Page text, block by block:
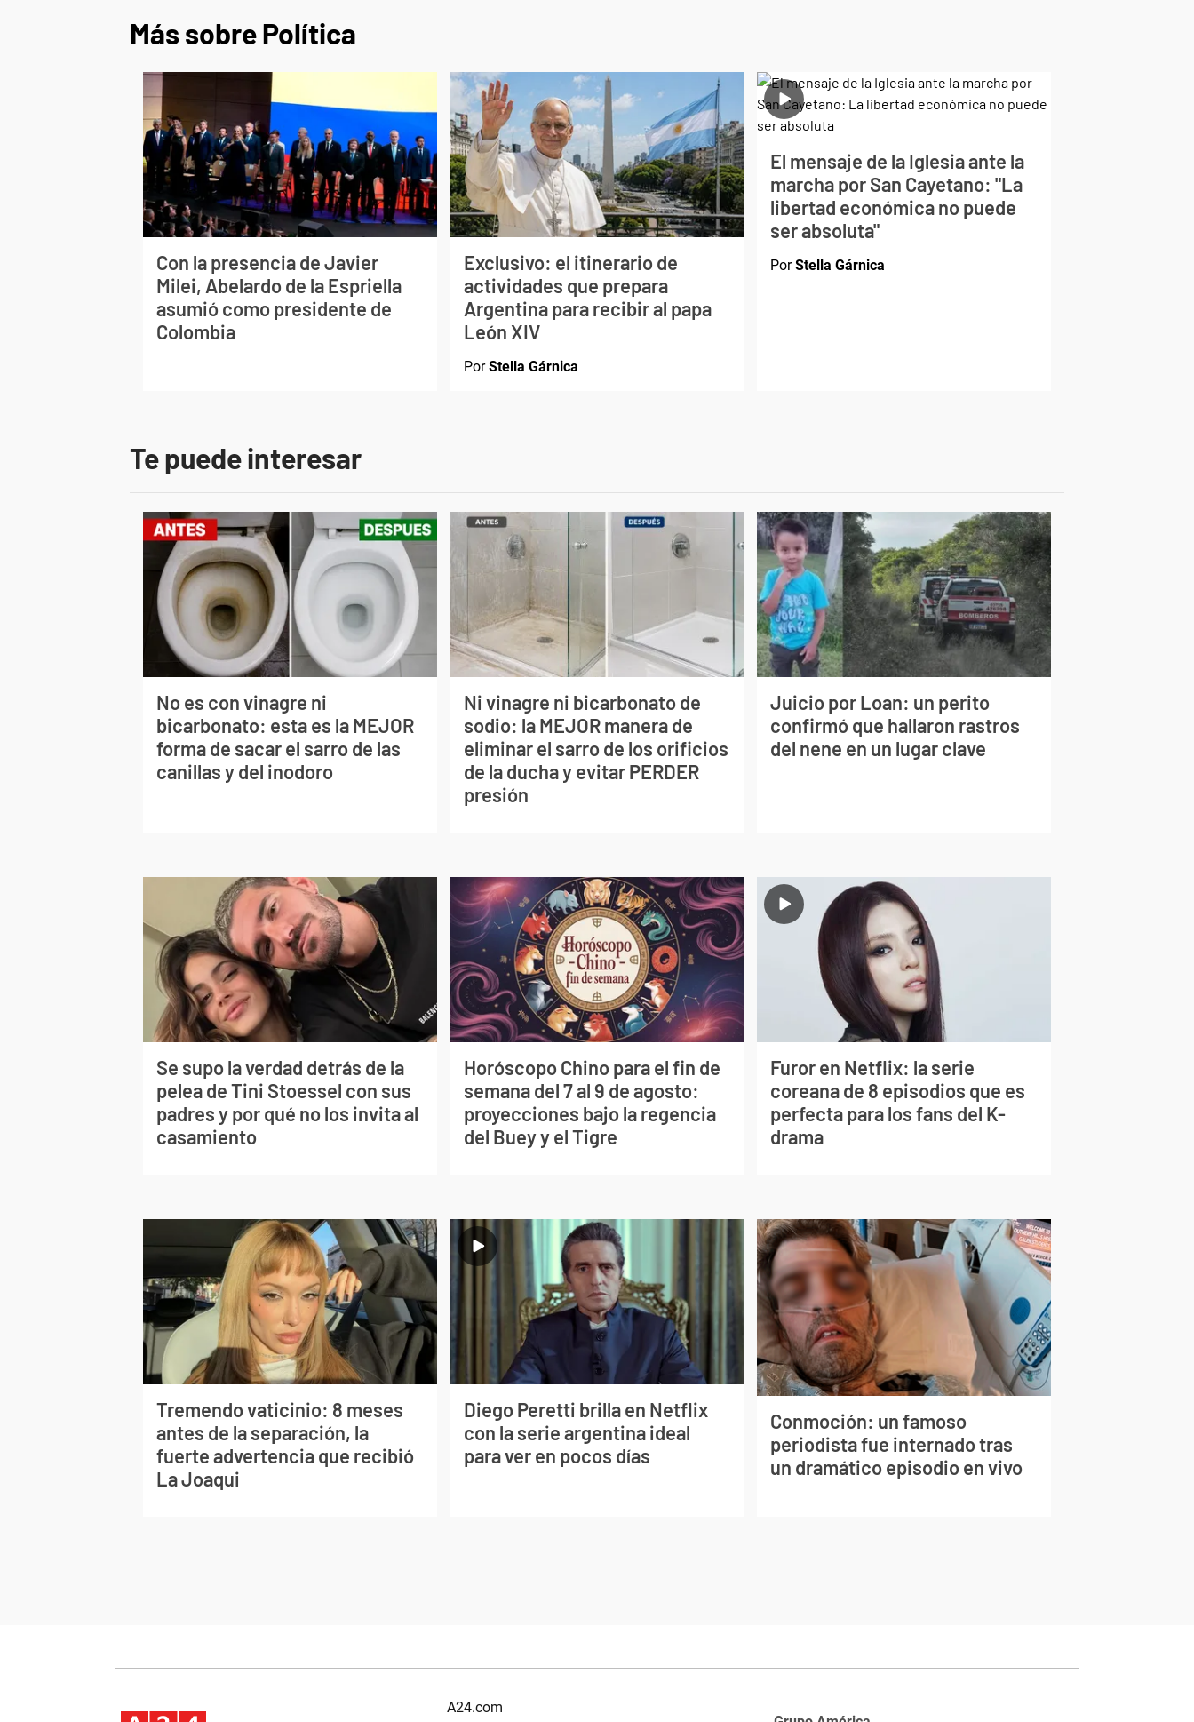
Más sobre Política
Con la presencia de Javier
Milei, Abelardo de la Espriella
asumió como presidente de
Colombia
Exclusivo: el itinerario de
actividades que prepara
Argentina para recibir al papa
León XIV
PorStella Gárnica
El mensaje de la Iglesia ante la
marcha por San Cayetano: "La
libertad económica no puede
ser absoluta"
PorStella Gárnica
Te puede interesar
No es con vinagre ni
bicarbonato: esta es la MEJOR
forma de sacar el sarro de las
canillas y del inodoro
Ni vinagre ni bicarbonato de
sodio: la MEJOR manera de
eliminar el sarro de los orificios
de la ducha y evitar PERDER
presión
Juicio por Loan: un perito
confirmó que hallaron rastros
del nene en un lugar clave
Se supo la verdad detrás de la
pelea de Tini Stoessel con sus
padres y por qué no los invita al
casamiento
Horóscopo Chino para el fin de
semana del 7 al 9 de agosto:
proyecciones bajo la regencia
del Buey y el Tigre
Furor en Netflix: la serie
coreana de 8 episodios que es
perfecta para los fans del K-
drama
Tremendo vaticinio: 8 meses
antes de la separación, la
fuerte advertencia que recibió
La Joaqui
Diego Peretti brilla en Netflix
con la serie argentina ideal
para ver en pocos días
Conmoción: un famoso
periodista fue internado tras
un dramático episodio en vivo
A24.com